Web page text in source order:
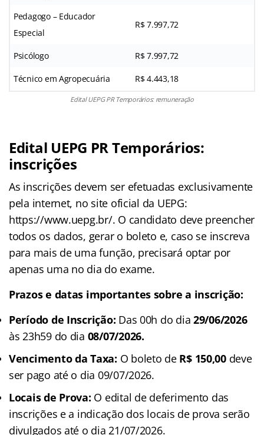
Pedagogo – Educador
Especial
R$ 7.997,72
Psicólogo R$ 7.997,72
Técnico em Agropecuária R$ 4.443,18
Edital UEPG PR Temporários: remuneração
Edital UEPG PR Temporários:
inscrições
As inscrições devem ser efetuadas exclusivamente
pela internet, no site oficial da UEPG:
https://www.uepg.br/. O candidato deve preencher
todos os dados, gerar o boleto e, caso se inscreva
para mais de uma função, precisará optar por
apenas uma no dia do exame.
Prazos e datas importantes sobre a inscrição:
Período de Inscrição: Das 00h do dia29/06/2026
às 23h59 do dia 08/07/2026.
Vencimento da Taxa: O boleto de R$ 150,00deve
ser pago até o dia 09/07/2026.
Locais de Prova: O edital de deferimento das
inscrições e a indicação dos locais de prova serão
divulgados até o dia 21/07/2026.